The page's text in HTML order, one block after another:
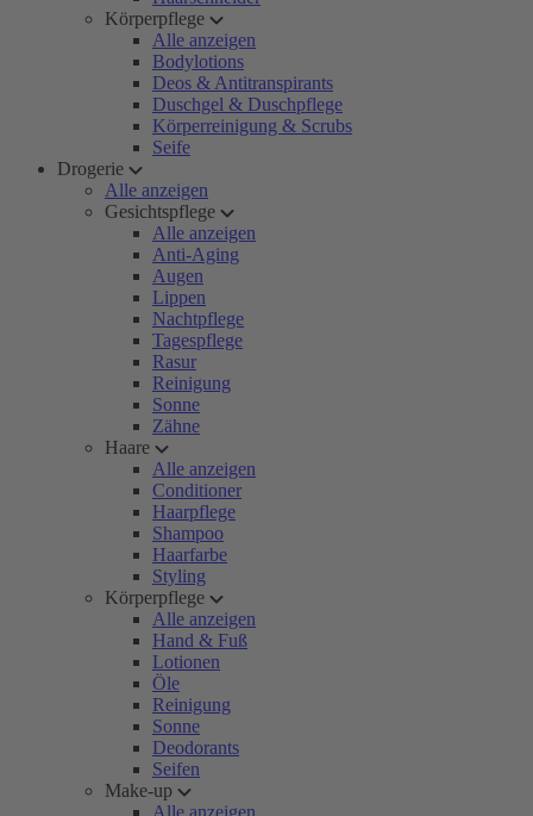
Körperpflege
Alle anzeigen
Bodylotions
Deos & Antitranspirants
Duschgel & Duschpflege
Körperreinigung & Scrubs
Seife
Drogerie
Alle anzeigen
Gesichtspflege
Alle anzeigen
Anti-Aging
Augen
Lippen
Nachtpflege
Tagespflege
Rasur
Reinigung
Sonne
Zähne
Haare
Alle anzeigen
Conditioner
Haarpflege
Shampoo
Haarfarbe
Styling
Körperpflege
Alle anzeigen
Hand & Fuß
Lotionen
Öle
Reinigung
Sonne
Deodorants
Seifen
Make-up
Alle anzeigen